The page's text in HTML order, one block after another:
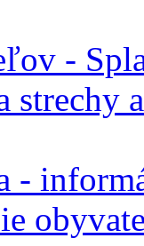
-
strechy
-